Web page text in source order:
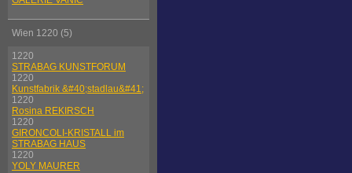
Wien 1220 (5)
1220
STRABAG KUNSTFORUM
1220
Kunstfabrik &#40;stadlau&#41;
1220
Rosina REKIRSCH
1220
GIRONCOLI-KRISTALL im
STRABAG HAUS
1220
YOLY MAURER